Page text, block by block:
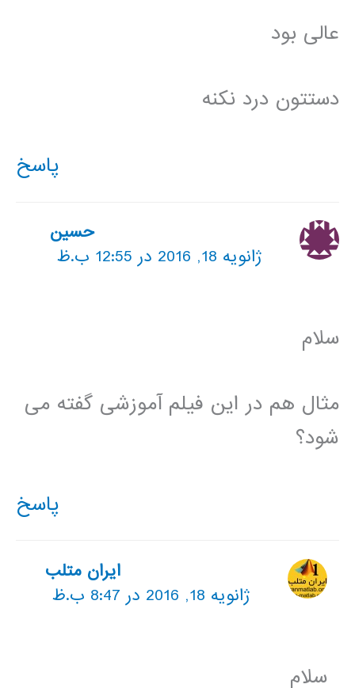
عالی بود
دستتون درد نکنه
پاسخ
حسین
ژانویه 18, 2016 در 12:55 ب.ظ
سلام
مثال هم در این فیلم آموزشی گفته می
شود؟
پاسخ
ایران متلب
ژانویه 18, 2016 در 8:47 ب.ظ
سلام